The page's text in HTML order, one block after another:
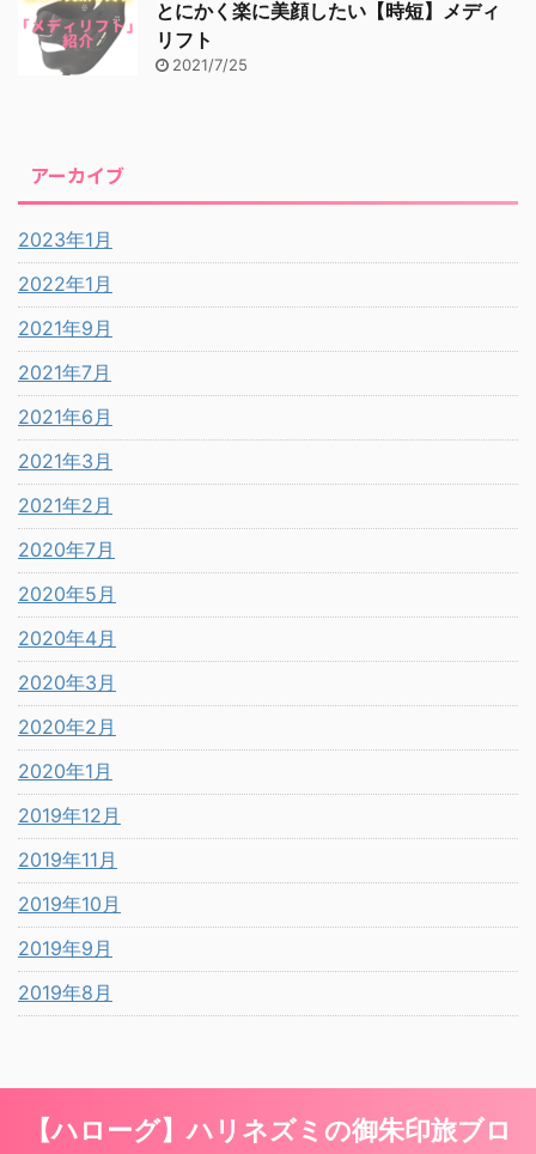
とにかく楽に美顔したい【時短】メディ
リフト
2021/7/25
アーカイブ
2023年1月
2022年1月
2021年9月
2021年7月
2021年6月
2021年3月
2021年2月
2020年7月
2020年5月
2020年4月
2020年3月
2020年2月
2020年1月
2019年12月
2019年11月
2019年10月
2019年9月
2019年8月
【ハローグ】ハリネズミの御朱印旅ブロ